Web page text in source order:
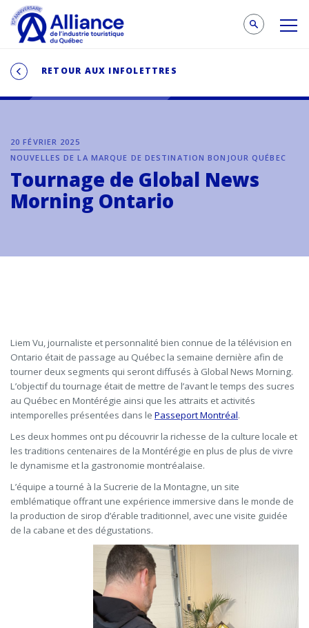
RETOUR AUX INFOLETTRES
20 FÉVRIER 2025
NOUVELLES DE LA MARQUE DE DESTINATION BONJOUR QUÉBEC
Tournage de Global News
Morning Ontario
Liem Vu, journaliste et personnalité bien connue de la télévision en
Ontario était de passage au Québec la semaine dernière afin de
tourner deux segments qui seront diffusés à Global News Morning.
L’objectif du tournage était de mettre de l’avant le temps des sucres
au Québec en Montérégie ainsi que les attraits et activités
intemporelles présentées dans le Passeport Montréal.
Les deux hommes ont pu découvrir la richesse de la culture locale et
les traditions centenaires de la Montérégie en plus de plus de vivre
le dynamisme et la gastronomie montréalaise.
L’équipe a tourné à la Sucrerie de la Montagne, un site
emblématique offrant une expérience immersive dans le monde de
la production de sirop d’érable traditionnel, avec une visite guidée
de la cabane et des dégustations.